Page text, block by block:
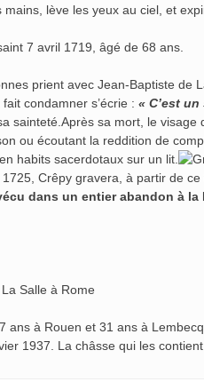
mains, lève les yeux au ciel, et
7 avril 1719, âgé de 68 ans.
condamner s’écrie : « C’est
sainteté.Après sa mort, le
ou écoutant la reddition de
habits sacerdotaux sur un lit.
Crêpy gravera, à partir de
dans un entier abandon à la
ans à Rouen et 31 ans à
1937. La châsse qui les